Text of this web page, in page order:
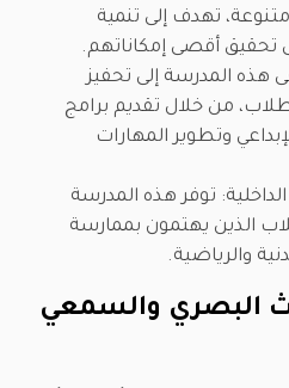
تهدف إلى تنمية
تحقيق أقصى إمكاناتهم.
هذه المدرسة إلى تحفيز
من خلال تقديم برامج
وتطوير المهارات
توفر هذه المدرسة
الذين يهتمون بممارسة
والرياضية.
البصري والسمعي